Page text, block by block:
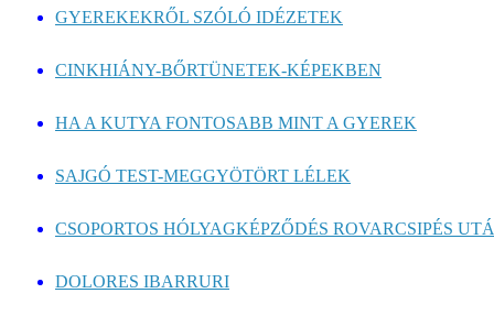
GYEREKEKRŐL SZÓLÓ IDÉZETEK
CINKHIÁNY-BŐRTÜNETEK-KÉPEKBEN
HA A KUTYA FONTOSABB MINT A GYEREK
SAJGÓ TEST-MEGGYÖTÖRT LÉLEK
CSOPORTOS HÓLYAGKÉPZŐDÉS ROVARCSIPÉS
DOLORES IBARRURI